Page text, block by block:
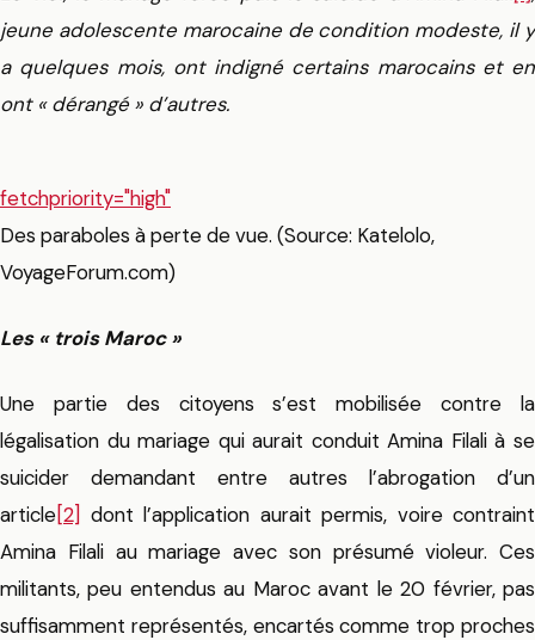
jeune adolescente marocaine de condition modeste, il y
a quelques mois, ont indigné certains marocains et en
ont « dérangé » d’autres.
fetchpriority="high"
Des paraboles à perte de vue. (Source: Katelolo,
VoyageForum.com)
Les « trois Maroc »
Une partie des citoyens s’est mobilisée contre la
légalisation du mariage qui aurait conduit Amina Filali à se
suicider demandant entre autres l’abrogation d’un
article[2] dont l’application aurait permis, voire contraint
Amina Filali au mariage avec son présumé violeur. Ces
militants, peu entendus au Maroc avant le 20 février, pas
suffisamment représentés, encartés comme trop proches